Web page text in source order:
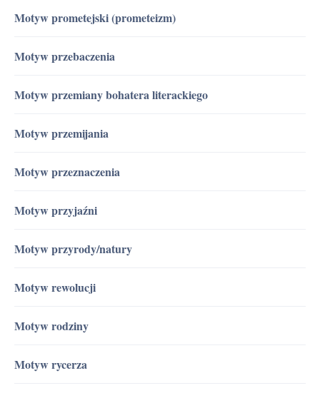
Motyw prometejski (prometeizm)
Motyw przebaczenia
Motyw przemiany bohatera literackiego
Motyw przemijania
Motyw przeznaczenia
Motyw przyjaźni
Motyw przyrody/natury
Motyw rewolucji
Motyw rodziny
Motyw rycerza